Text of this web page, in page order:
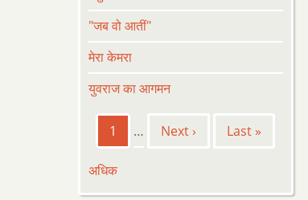
"जब वो आतीं"
मेरा केमरा
युवराज का आगमन
Pagination
Current
page
1 …
Next
Next ›
Last
Last »
अधिक